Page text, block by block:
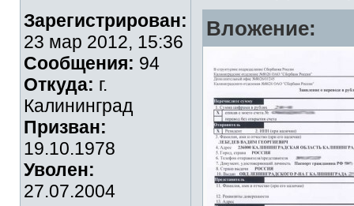
Зарегистрирован:
23 мар 2012, 15:36
Сообщения: 94
Откуда: г.
Калининград
Призван:
19.10.1978
Уволен:
27.07.2004
Вложение: